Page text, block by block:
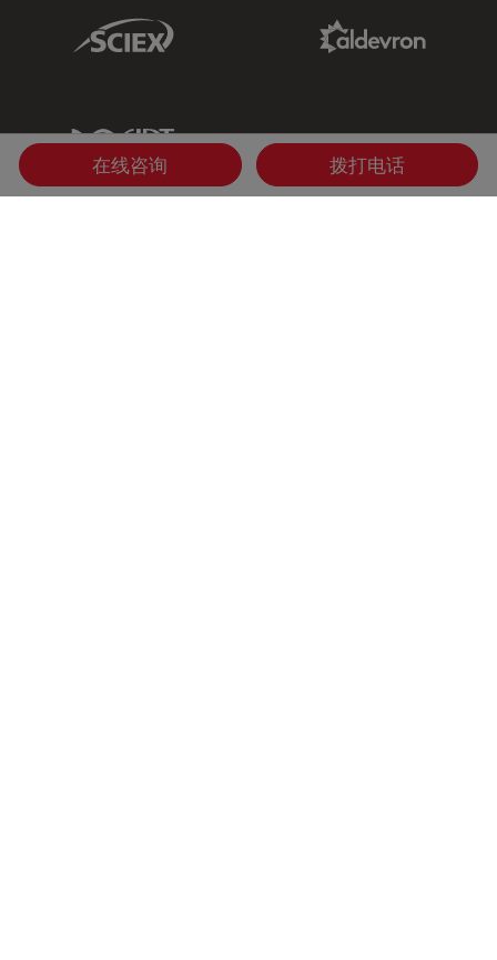
Sciex Link
IDT Link
在线咨询 拨打电话